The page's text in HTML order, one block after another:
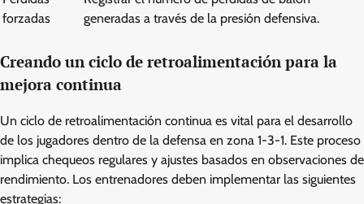
forzadas
generadas a través de la presión defensiva.
Creando un ciclo de retroalimentación para la
mejora continua
Un ciclo de retroalimentación continua es vital para el desarrollo
de los jugadores dentro de la defensa en zona 1-3-1. Este proceso
implica chequeos regulares y ajustes basados en observaciones de
rendimiento. Los entrenadores deben implementar las siguientes
estrategias: